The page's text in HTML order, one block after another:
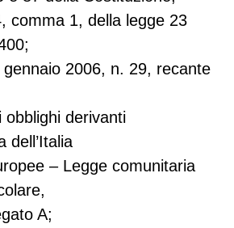
comma 1, della legge 23
2006, n. 29, recante
obblighi derivanti
dell’Italia
– Legge comunitaria
A;